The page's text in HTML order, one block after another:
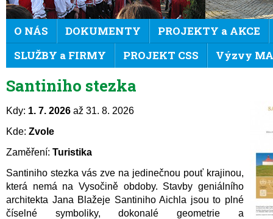
O NÁS DOKUMENTY
PROJEKTY a AKCE
SLUŽBY a FIRMY
PROJEKT CSS Výzvy
Santiniho stezka
Kdy: 1. 7. 2026 až 31. 8. 2026
Kde: Zvole
Zaměření: Turistika
Santiniho stezka vás zve na jedinečnou pouť krajinou,
která nemá na Vysočině obdoby. Stavby geniálního
architekta Jana Blažeje Santiniho Aichla jsou to plné
číselné symboliky, dokonalé geometrie a